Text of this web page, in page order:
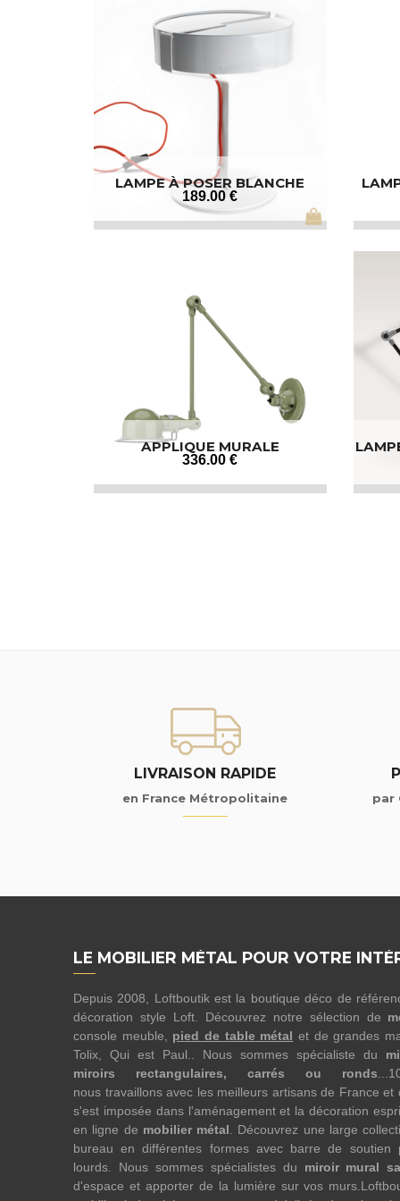
LAMPE À POSER BLANCHE
189.00 €
APPLIQUE MURALE
INDUSTRIELLE
336.00 €
LIVRAISON RAPIDE
en France Métropolitaine
par
LE MOBILIER MÉTAL POUR VOTRE
Depuis 2008, Loftboutik est la boutique déco de
décoration style Loft. Découvrez notre sélection de
console meuble, pied de table métal et de grandes
Tolix, Qui est Paul.. Nous sommes spécialiste du
miroirs rectangulaires, carrés ou ronds
nous travaillons avec les meilleurs artisans de France
s'est imposée dans l'aménagement et la décoration
en ligne de mobilier métal . Découvrez une large
bureau en différentes formes avec barre de
lourds. Nous sommes spécialistes du miroir mural
d'espace et apporter de la lumière sur vos